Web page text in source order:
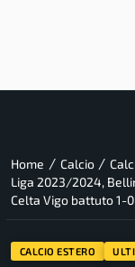
Home / Calcio /
Liga 2023/2024,
Celta Vigo battuto 1-0
CALCIO ESTERO